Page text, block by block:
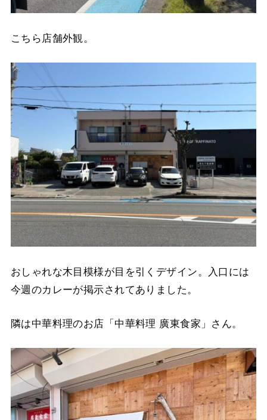
こちら店舗外観。
おしゃれな木目模様が目を引くデザイン。入口には
今週のカレーが掲示されてありました。
隣は中華料理のお店「中華料理 廣東食家」さん。